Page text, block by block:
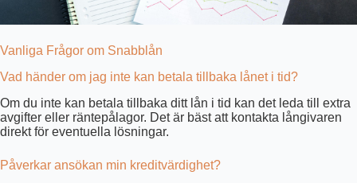
Vanliga Frågor om Snabblån
Vad händer om jag inte kan betala tillbaka lånet i tid?
Om du inte kan betala tillbaka ditt lån i tid kan det leda till extra
avgifter eller räntepålagor. Det är bäst att kontakta långivaren
direkt för eventuella lösningar.
Påverkar ansökan min kreditvärdighet?